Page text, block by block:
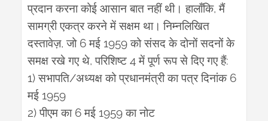
प्रदान करना कोई आसान बात नहीं थी। हालाँकि,मैं
सामग्री एकत्र करने में सक्षम था। निम्नलिखित
दस्तावेज़,जो6मई 1959को संसद के दोनों सदनों के
समक्ष रखे गए थे,परिशिष्ट 4में पूर्ण रूप से दिए गए हैं:
1)सभापति/अध्यक्ष को प्रधानमंत्री का पत्र दिनांक6
मई 1959
2)पीएम का6मई 1959का नोट